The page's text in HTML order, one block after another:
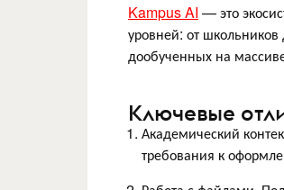
Kampus AI — это
уровней: от
дообученных на
Ключевые
Академический
требования к